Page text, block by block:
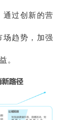
通过创新的营
场趋势，加强
。